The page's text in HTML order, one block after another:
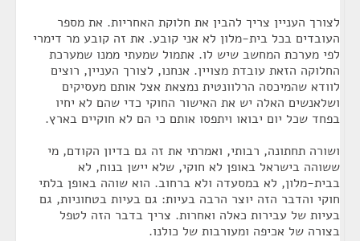
לצורך העניין צריך להבין את חלוקת האחריות. את מספר
העובדים בכל בית-מלון לא אני קובע. את זה קובע מר דימרי
לפי מערכת המחשב שיש לו. אתמול שמעתי ממנו שמערכת
החלוקה הזאת עובדת מצויין. אנחנו, לצורך העניין, רוצים
לוודא שהמיכסה הרלוונטית נמצאת אצל אותם מעסיקים
ושלאנשים האלה יש את האישור החוקי כדי שהם לא יחיו
בפחד שכל יום יבואו ויתפסו אותם כי הם לא חוקיים בארץ.
ושורה תחתונה, רבותי, ואמרתי את זה גם בדיון הקודם, מי
ששוהה בישראל באופן לא חוקי, שלא יישן בנוח, לא
בבית-מלון, לא במסעדה ולא ברחוב. הוא שוהה באופן בלתי
חוקי והדבר הזה יוצר הרבה בעיות: גם בעיות בטחוניות, גם
בעיות של עבירות כאלה ואחרות. צריך בדבר הזה לטפל
בצורה של אכיפה ומעורבות של כולנו.